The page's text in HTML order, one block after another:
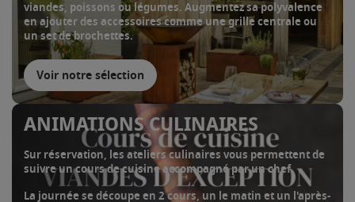
viandes, poissons ou légumes. Augmentez sa polyvalence
en ajouter des accessoires comme une grille centrale ou
un set de brochettes.
Voir notre sélection
ANIMATIONS CULINAIRES
Sur réservation, les ateliers culinaires vous permettent de
suivre un cours de cuisine accompagné par un chef.
La journée se découpe en 2 cours, un le matin et un l'après-